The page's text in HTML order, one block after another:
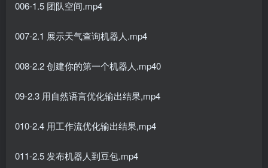
006-1.5 团队空间.mp4
007-2.1 展示天气查询机器人.mp4
008-2.2 创建你的第一个机器人.mp40
09-2.3 用自然语言优化输出结果,mp4
010-2.4 用工作流优化输出结果,mp4
011-2.5 发布机器人到豆包.mp4